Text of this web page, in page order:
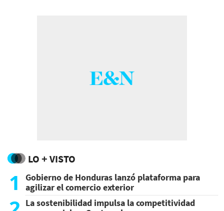
LO + VISTO
1
Gobierno de Honduras lanzó plataforma para
agilizar el comercio exterior
La sostenibilidad impulsa la competitividad